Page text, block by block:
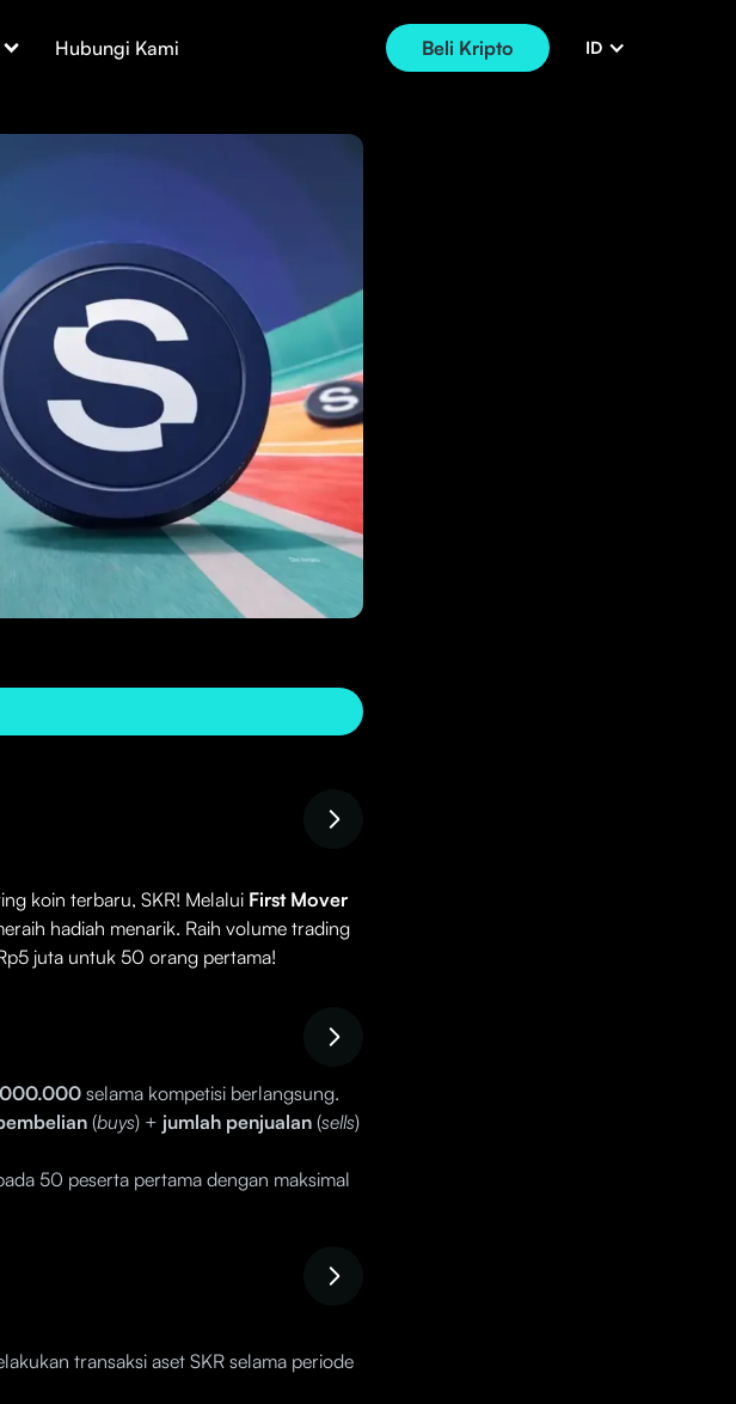
Hubungi Kami Beli Kripto ID
koin terbaru, SKR! Melalui First Mover
hadiah menarik. Raih volume trading
juta untuk 50 orang pertama!
selama kompetisi berlangsung.
(buys) + jumlah penjualan (sells)
50 peserta pertama dengan maksimal
transaksi aset SKR selama periode